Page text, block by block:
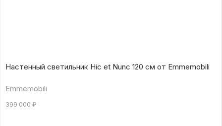
Настенный светильник Hic et Nunc 120 см от Emmemobili
Emmemobili
399 000 ₽